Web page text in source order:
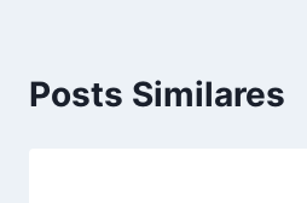
Posts Similares